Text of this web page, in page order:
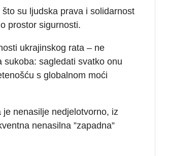
su ljudska prava i solidarnost
prostor sigurnosti.
ukrajinskog rata – ne
sagledati svatko onu
s globalnom moći
nenasilje nedjelotvorno, iz
nenasilna ”zapadna”